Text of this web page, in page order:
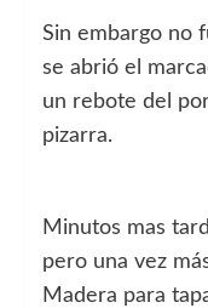
Sin embargo no
se abrió el
un rebote del
pizarra.
Minutos mas
pero una vez
Madera para